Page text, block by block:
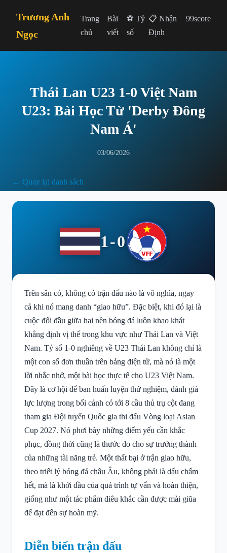
Trương Anh
Ngọc
Trang
chủ
Bài
viết
⚽ Tỷ
số
📋 Nhận
Định
99score
Thái Lan U23 1-0 Việt Nam
U23: Bài Học Từ 'Derby Đông
Nam Á'
03/06/2026
← Quay lại danh sách
1-0
Trên sân cỏ, không có trận đấu nào là vô nghĩa, ngay
cả khi nó mang danh “giao hữu”. Đặc biệt, khi đó lại là
cuộc đối đầu giữa hai nền bóng đá luôn khao khát
khẳng định vị thế trong khu vực như Thái Lan và Việt
Nam. Tỷ số 1-0 nghiêng về U23 Thái Lan không chỉ là
một con số đơn thuần trên bảng điện tử, mà nó là một
lời nhắc nhở, một bài học thực tế cho U23 Việt Nam.
Đây là cơ hội để ban huấn luyện thử nghiệm, đánh giá
lực lượng trong bối cảnh có tới 8 cầu thủ trụ cột đang
tham gia Đội tuyển Quốc gia thi đấu Vòng loại Asian
Cup 2027. Nó phơi bày những điểm yếu cần khắc
phục, đồng thời cũng là thước đo cho sự trưởng thành
của những tài năng trẻ. Một thất bại ở trận giao hữu,
theo triết lý bóng đá châu Âu, không phải là dấu chấm
hết, mà là khởi đầu của quá trình tự vấn và hoàn thiện,
giống như một tác phẩm điêu khắc cần được mài giũa
để đạt đến sự hoàn mỹ.
Diễn biến trận đấu